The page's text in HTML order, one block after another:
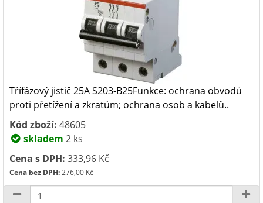
Třífázový jistič 25A S203-B25Funkce: ochrana obvodů
proti přetížení a zkratům; ochrana osob a kabelů..
Kód zboží: 48605
skladem 2 ks
Cena s DPH: 333,96 Kč
Cena bez DPH:276,00 Kč